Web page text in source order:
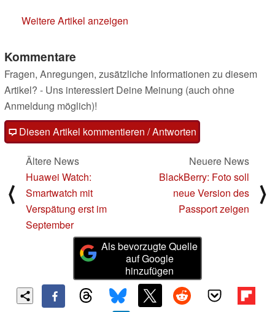
Weitere Artikel anzeigen
Kommentare
Fragen, Anregungen, zusätzliche Informationen zu diesem
Artikel? - Uns interessiert Deine Meinung (auch ohne
Anmeldung möglich)!
Diesen Artikel kommentieren / Antworten
⟨
Ältere News
Huawei Watch:
Smartwatch mit
Verspätung erst im
September
Neuere News
BlackBerry: Foto soll
neue Version des
Passport zeigen
⟩
Als bevorzugte Quelle
auf Google
hinzufügen